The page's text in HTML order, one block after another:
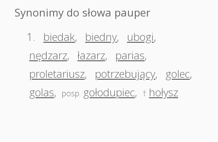
Synonimy do słowa pauper
1.
biedak, biedny, ubogi,
nędzarz, łazarz, parias,
proletariusz, potrzebujący, golec,
golas, posp. gołodupiec, † hołysz